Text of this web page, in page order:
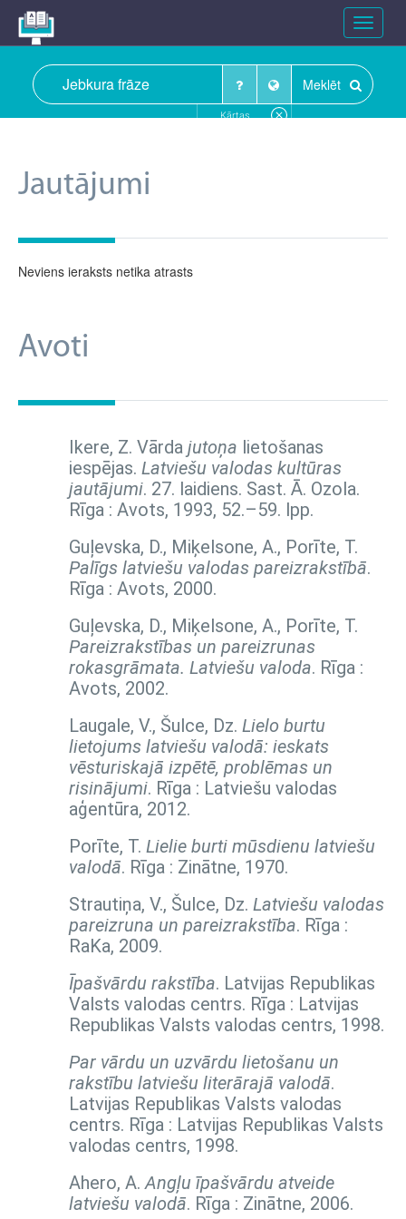
Toggle
Meklēt
Kārtas
Jautājumi
Neviens ieraksts netika atrasts
Avoti
Ikere, Z. Vārda jutoņa lietošanas
iespējas. Latviešu valodas kultūras
jautājumi. 27. laidiens. Sast. Ā. Ozola.
Rīga : Avots, 1993, 52.–59. lpp.
Guļevska, D., Miķelsone, A., Porīte, T.
Palīgs latviešu valodas pareizrakstībā.
Rīga : Avots, 2000.
Guļevska, D., Miķelsone, A., Porīte, T.
Pareizrakstības un pareizrunas
rokasgrāmata. Latviešu valoda. Rīga :
Avots, 2002.
Laugale, V., Šulce, Dz. Lielo burtu
lietojums latviešu valodā: ieskats
vēsturiskajā izpētē, problēmas un
risinājumi. Rīga : Latviešu valodas
aģentūra, 2012.
Porīte, T. Lielie burti mūsdienu latviešu
valodā. Rīga : Zinātne, 1970.
Strautiņa, V., Šulce, Dz. Latviešu valodas
pareizruna un pareizrakstība. Rīga :
RaKa, 2009.
Īpašvārdu rakstība. Latvijas Republikas
Valsts valodas centrs. Rīga : Latvijas
Republikas Valsts valodas centrs, 1998.
Par vārdu un uzvārdu lietošanu un
rakstību latviešu literārajā valodā.
Latvijas Republikas Valsts valodas
centrs. Rīga : Latvijas Republikas Valsts
valodas centrs, 1998.
Ahero, A.Angļu īpašvārdu atveide
latviešu valodā. Rīga : Zinātne, 2006.